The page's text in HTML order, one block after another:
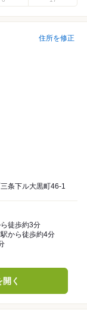
住所を修正
条下ル大黒町46-1
徒歩約3分
から徒歩約4分
く